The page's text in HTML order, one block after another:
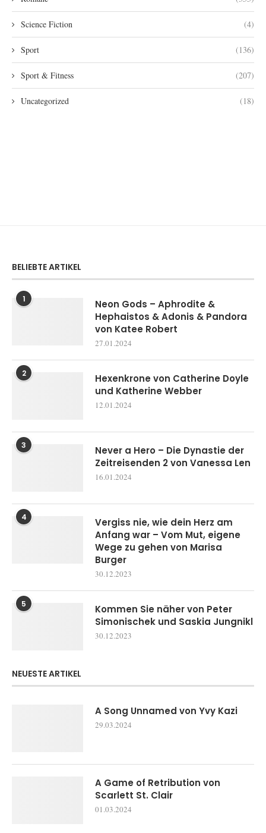
Science Fiction (4)
Sport (136)
Sport & Fitness (207)
Uncategorized (18)
BELIEBTE ARTIKEL
1
Neon Gods – Aphrodite &
Hephaistos & Adonis & Pandora
von Katee Robert
27.01.2024
2
Hexenkrone von Catherine Doyle
und Katherine Webber
12.01.2024
3
Never a Hero – Die Dynastie der
Zeitreisenden 2 von Vanessa Len
16.01.2024
4
Vergiss nie, wie dein Herz am
Anfang war – Vom Mut, eigene
Wege zu gehen von Marisa
Burger
30.12.2023
5
Kommen Sie näher von Peter
Simonischek und Saskia Jungnikl
30.12.2023
NEUESTE ARTIKEL
A Song Unnamed von Yvy Kazi
29.03.2024
A Game of Retribution von
Scarlett St. Clair
01.03.2024